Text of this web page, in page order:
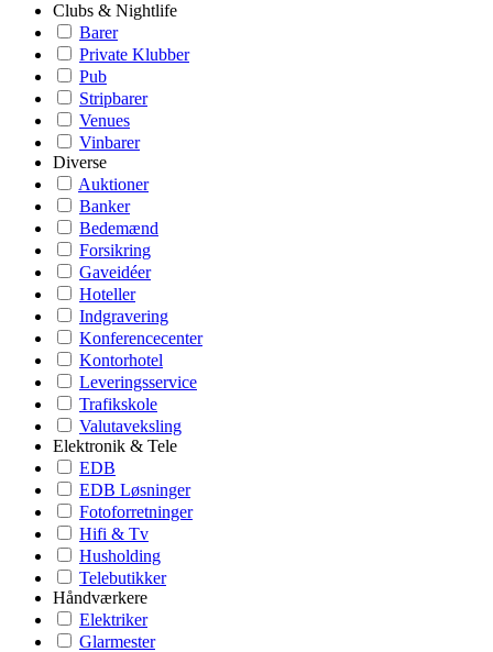
Clubs & Nightlife
Barer
Private Klubber
Pub
Stripbarer
Venues
Vinbarer
Diverse
Auktioner
Banker
Bedemænd
Forsikring
Gaveidéer
Hoteller
Indgravering
Konferencecenter
Kontorhotel
Leveringsservice
Trafikskole
Valutaveksling
Elektronik & Tele
EDB
EDB Løsninger
Fotoforretninger
Hifi & Tv
Husholding
Telebutikker
Håndværkere
Elektriker
Glarmester